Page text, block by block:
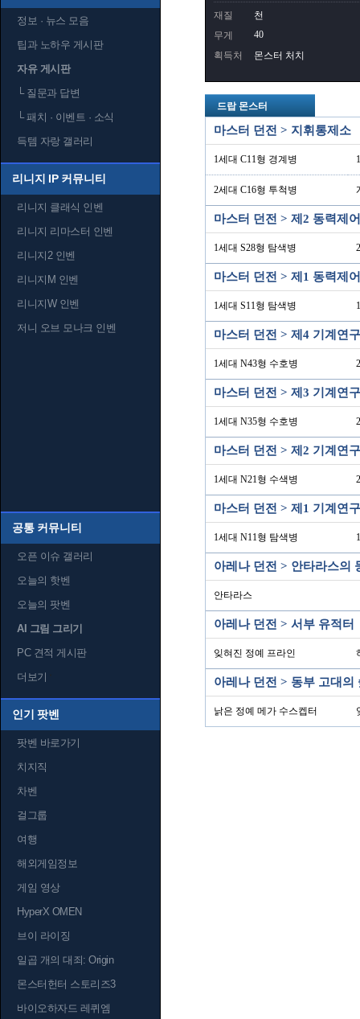
정보 · 뉴스 모음
팁과 노하우 게시판
자유 게시판
└질문과 답변
└패치 · 이벤트 · 소식
득템 자랑 갤러리
리니지 IP 커뮤니티
리니지 클래식 인벤
리니지 리마스터 인벤
리니지2 인벤
리니지M 인벤
리니지W 인벤
저니 오브 모나크 인벤
공통 커뮤니티
오픈 이슈 갤러리
오늘의 핫벤
오늘의 팟벤
AI 그림 그리기
PC 견적 게시판
더보기
인기 팟벤
팟벤 바로가기
치지직
차벤
걸그룹
여행
해외게임정보
게임 영상
HyperX OMEN
브이 라이징
일곱 개의 대죄: Origin
몬스터헌터 스토리즈3
바이오하자드 레퀴엠
재질
천
무게
40
획득처
몬스터 처치
드랍 몬스터
마스터 던전 > 지휘통제소
1세대 C11형 경계병
2세대 C16형 투척병
마스터 던전 > 제2 동력제
1세대 S28형 탐색병
마스터 던전 > 제1 동력제
1세대 S11형 탐색병
마스터 던전 > 제4 기계연
1세대 N43형 수호병
마스터 던전 > 제3 기계연
1세대 N35형 수호병
마스터 던전 > 제2 기계연
1세대 N21형 수색병
마스터 던전 > 제1 기계연
1세대 N11형 탐색병
아레나 던전 > 안타라스의
안타라스
아레나 던전 > 서부 유적터
잊혀진 정예 프라인
아레나 던전 > 동부 고대의
낡은 정예 메가 수스켑터